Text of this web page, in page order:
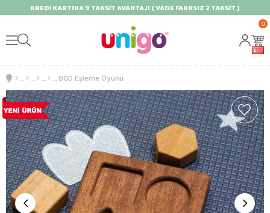
KREDİ KARTINA 9 TAKSİT AVANTAJI ( VADE FARKSIZ 2 TAKSİT )
0
DGD Eşleme Oyunu